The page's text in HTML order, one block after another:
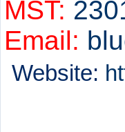
MST:
Email:
Website: